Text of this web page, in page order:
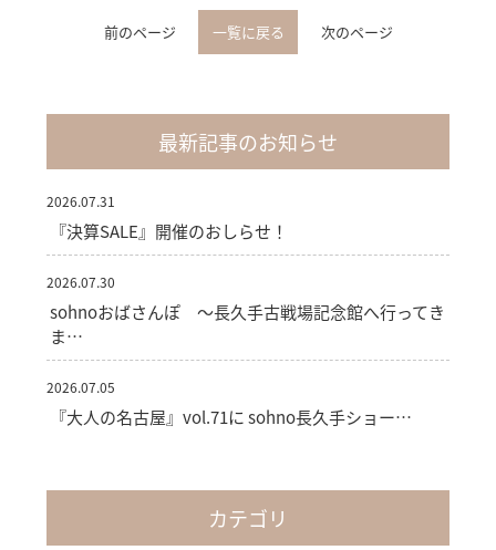
前のページ 一覧に戻る 次のページ
最新記事のお知らせ
2026.07.31
『決算SALE』開催のおしらせ！
2026.07.30
sohnoおばさんぽ ～長久手古戦場記念館へ行ってき
ま…
2026.07.05
『大人の名古屋』vol.71に sohno長久手ショー…
カテゴリ